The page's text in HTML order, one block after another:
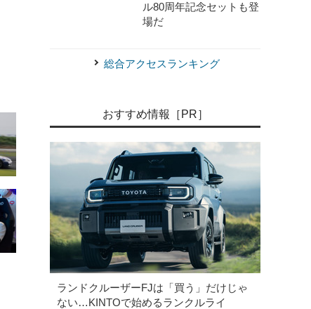
ル80周年記念セットも登
場だ
総合アクセスランキング
おすすめ情報［PR］
ランドクルーザーFJは「買う」だけじゃ
ない…KINTOで始めるランクルライ